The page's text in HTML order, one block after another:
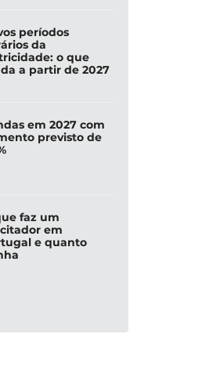
períodos
da
o que
a partir de 2027
em 2027 com
previsto de
faz um
em
e quanto